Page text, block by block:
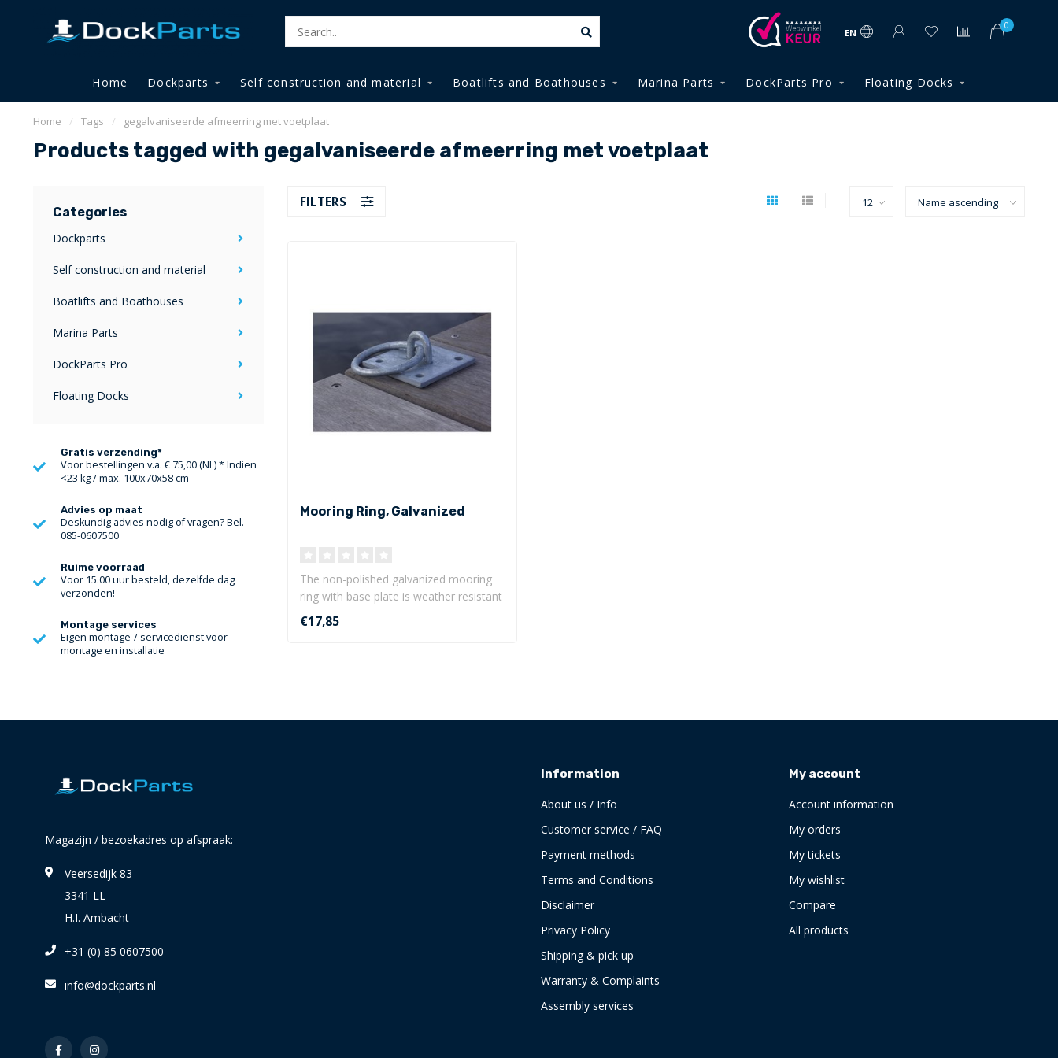
EN
0
Home Dockparts Self construction and material Boatlifts and Boathouses Marina Parts DockParts Pro Floating Docks
Home / Tags / gegalvaniseerde afmeerring met voetplaat
Products tagged with gegalvaniseerde afmeerring met voetplaat
Categories
Dockparts
Self construction and material
Boatlifts and Boathouses
Marina Parts
DockParts Pro
Floating Docks
Gratis verzending*
Voor bestellingen v.a. € 75,00 (NL) * Indien
<23 kg / max. 100x70x58 cm
Advies op maat
Deskundig advies nodig of vragen? Bel.
085-0607500
Ruime voorraad
Voor 15.00 uur besteld, dezelfde dag
verzonden!
Montage services
Eigen montage-/ servicedienst voor
montage en installatie
FILTERS
Mooring Ring, Galvanized
The non-polished galvanized mooring
ring with base plate is weather resistant
a..
€17,85
Magazijn / bezoekadres op afspraak:
Veersedijk 83
3341 LL
H.I. Ambacht
+31 (0) 85 0607500
info@dockparts.nl
Information
About us / Info
Customer service / FAQ
Payment methods
Terms and Conditions
Disclaimer
Privacy Policy
Shipping & pick up
Warranty & Complaints
Assembly services
My account
Account information
My orders
My tickets
My wishlist
Compare
All products